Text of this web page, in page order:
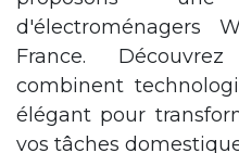
d'électroménagers
France.
combinent
élégant pour
vos tâches